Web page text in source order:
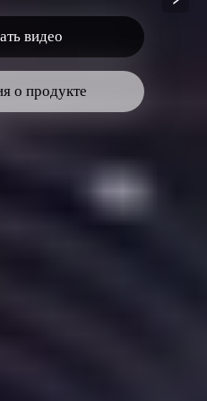
видео
о продукте